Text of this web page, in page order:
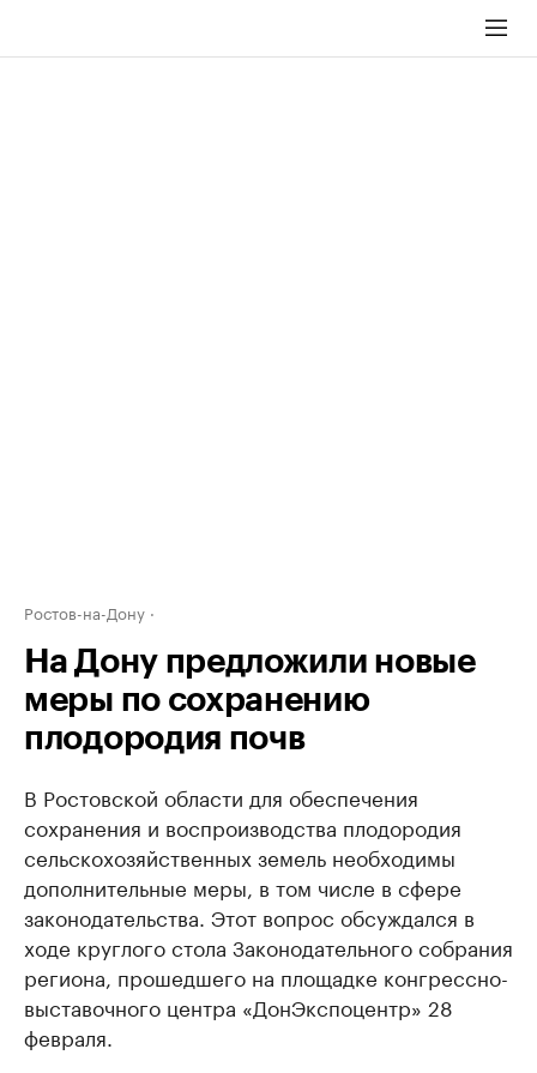
Ростов-на-Дону
На Дону предложили новые
меры по сохранению
плодородия почв
В Ростовской области для обеспечения
сохранения и воспроизводства плодородия
сельскохозяйственных земель необходимы
дополнительные меры, в том числе в сфере
законодательства. Этот вопрос обсуждался в
ходе круглого стола Законодательного собрания
региона, прошедшего на площадке конгрессно-
выставочного центра «ДонЭкспоцентр» 28
февраля.